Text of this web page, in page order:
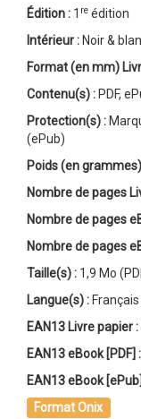
Édition : 1 re édition
Intérieur : Noir &
Format (en mm)
Contenu(s) : PDF,
Protection(s) :
(ePub)
Poids (en
Nombre de pages
Nombre de pages
Nombre de pages
Taille(s) : 1,9 Mo
Langue(s) : Français
EAN13 Livre papier :
EAN13 eBook [PDF] :
EAN13 eBook
Format Onix